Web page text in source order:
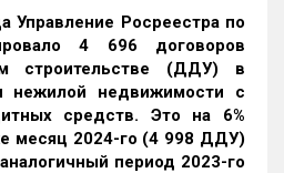
Управление Росреестра по
4 696 договоров
строительстве (ДДУ) в
нежилой недвижимости с
средств. Это на 6%
месяц 2024-го (4 998 ДДУ)
период 2023-го